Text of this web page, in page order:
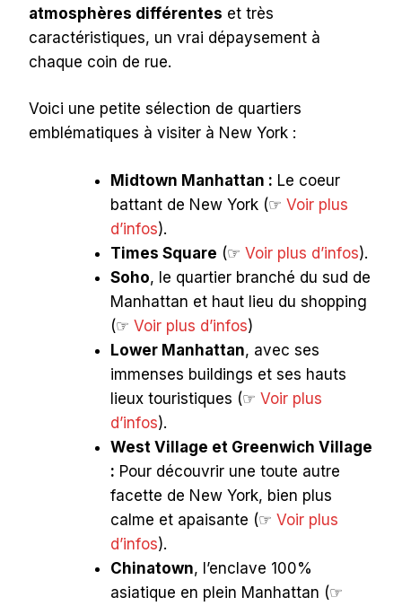
atmosphères différentes et très
caractéristiques, un vrai dépaysement à
chaque coin de rue.
Voici une petite sélection de quartiers
emblématiques à visiter à New York :
Midtown Manhattan : Le coeur
battant de New York (☞ Voir plus
d’infos).
Times Square (☞ Voir plus d’infos).
Soho, le quartier branché du sud de
Manhattan et haut lieu du shopping
(☞ Voir plus d’infos)
Lower Manhattan, avec ses
immenses buildings et ses hauts
lieux touristiques (☞ Voir plus
d’infos).
West Village et Greenwich Village
: Pour découvrir une toute autre
facette de New York, bien plus
calme et apaisante (☞ Voir plus
d’infos).
Chinatown, l’enclave 100%
asiatique en plein Manhattan (☞